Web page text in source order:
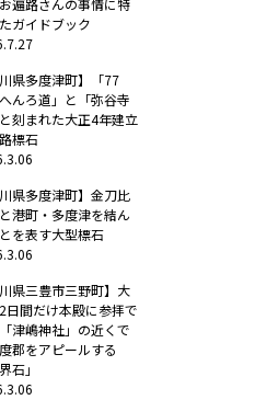
遍路さんの事情に特
ガイドブック
川県多度津町】「77
んろ道」と「弥谷寺
刻まれた大正4年建立
標石
川県多度津町】金刀比
港町・多度津を結ん
を表す大型標石
川県三豊市三野町】大
日間だけ本殿に参拝で
津嶋神社」の近くで
郡をアピールする
石」